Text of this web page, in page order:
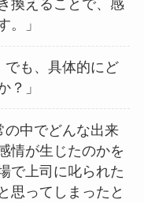
換えることで、感
。」
でも、具体的にど
？」
の中でどんな出来
情が生じたのかを
で上司に叱られた
思ってしまったと